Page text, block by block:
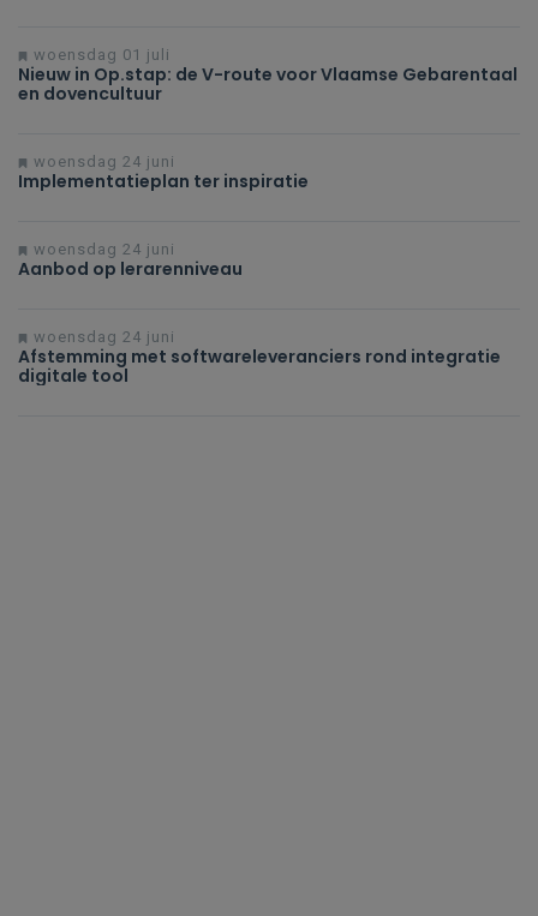
woensdag 01 juli
Nieuw in Op.stap: de V-route voor Vlaamse Gebarentaal
en dovencultuur
woensdag 24 juni
Implementatieplan ter inspiratie
woensdag 24 juni
Aanbod op lerarenniveau
woensdag 24 juni
Afstemming met softwareleveranciers rond integratie
digitale tool